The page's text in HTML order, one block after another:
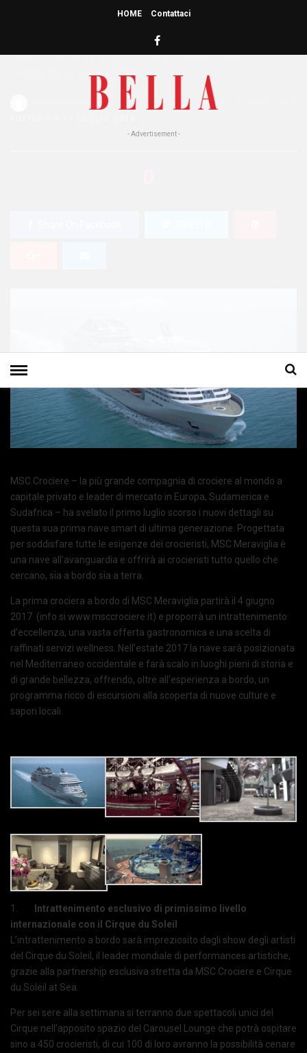
HOME Contattaci
- Advertisement -
MSC Meraviglia si presenta: il
VIDEO e le FOTO
0
MSC Crociere – la più grande compagnia di crociere al mondo a
capitale privato e leader di mercato in Europa, Sudamerica e
Sudafrica – ha svelato il primo luglio scorso i nuovi dettagli su
questa sua prima nave smart di ultima generazione. Progettata
per soddisfare tutte le esigenze dei crocieristi, MSC Meraviglia è
una nave all’avanguardia e offrirà ai crocieristi tutto quello che
cercano, sia a bordo sia a terra.
La prima crociera a bordo di MSC Meraviglia partirà il 4 giugno
2017 (info si www.msccrociere.it) e proporrà un intrattenimento
d’eccellenza, una vasta offerta gastronomica e una scelta di
raffinati servizi wellness. Nell’estate 2017 la nave sarà posizionata
nel Mediterraneo occidentale e farà scalo in luoghi pieni di storia e
di grande bellezza, offrendo, oltre all’esperienza a bordo, un
programma ricco di escursioni alla scoperta di nuove culture e
sapori locali.
1.
Intrattenimento esclusivo di primissimo livello
internazionale con il Cirque du Soleil
L’intrattenimento a bordo sarà impreziosito dagli show degli artisti
del Cirque du Soleil, il leader mondiale di performances artistiche,
grazie alla partnership esclusiva stretta da MSC Crociere e Cirque
du Soleil at Sea.
Per sei sere alla settimana si terranno due spettacoli unici del
Cirque nell’apposito spazio del Carousel Lounge che potrà ospitare
sino a 450 crocieristi, di cui 100 di loro avranno la possibilità cenare